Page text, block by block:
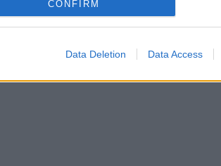
CONFIRM
Data Deletion Data Access